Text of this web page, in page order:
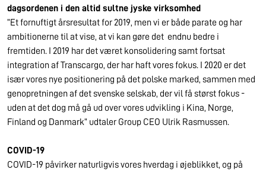
dagsordenen i den altid sultne jyske virksomhed
”Et fornuftigt årsresultat for 2019, men vi er både parate og har
ambitionerne til at vise, at vi kan gøre det endnu bedre i
fremtiden. I 2019 har det været konsolidering samt fortsat
integration af Transcargo, der har haft vores fokus. I 2020 er det
især vores nye positionering på det polske marked, sammen med
genopretningen af det svenske selskab, der vil få størst fokus -
uden at det dog må gå ud over vores udvikling i Kina, Norge,
Finland og Danmark” udtaler Group CEO Ulrik Rasmussen.
COVID-19
COVID-19 påvirker naturligvis vores hverdag i øjeblikket, og på